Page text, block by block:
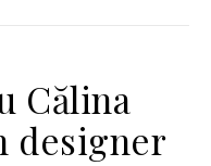
Călina
designer